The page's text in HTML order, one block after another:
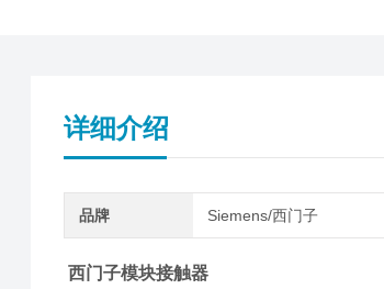
详细介绍
品牌 Siemens/西门子
西门子模块接触器